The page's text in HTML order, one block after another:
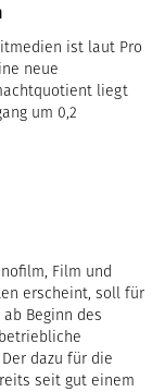
ist laut Pro
neue
liegt
um 0,2
Film und
erscheint, soll für
Beginn des
dazu für die
seit gut einem